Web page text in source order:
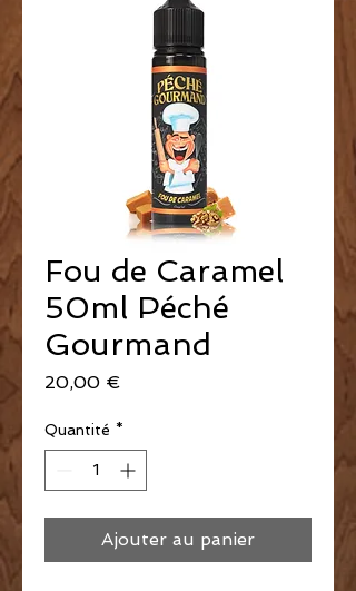
Fou de Caramel
50ml Péché
Gourmand
20,00 €
Quantité *
Ajouter au panier